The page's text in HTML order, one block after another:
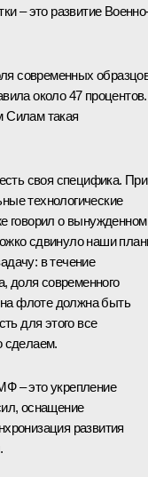
– это развитие
современных
около 47 процентов.
Силам такая
своя специфика.
технологические
говорил о вынужденном
сдвинуло наши
в течение
доля современного
на флоте должна быть
для этого все
сделаем.
– это укрепление
оснащение
развития